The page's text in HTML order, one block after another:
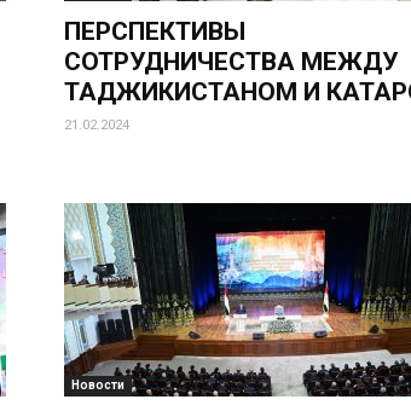
ПЕРСПЕКТИВЫ
СОТРУДНИЧЕСТВА МЕЖДУ
ТАДЖИКИСТАНОМ И
21.02.2024
Новости